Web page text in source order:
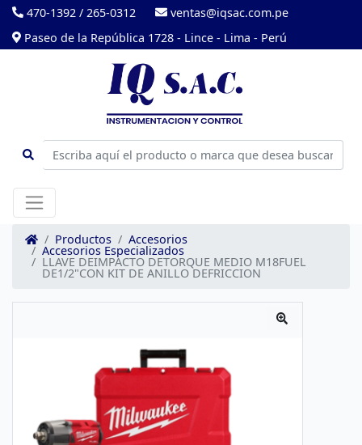
470-1392 / 265-0312
ventas@iqsac.com.pe
Paseo de la República 1728 - Lince - Lima - Perú
Productos Accesorios
Accesorios Especializados
LLAVE DEIMPACTO DETORQUE MEDIO M18FUEL
DE1/2"CON KIT DE ANILLO DEFRICCION